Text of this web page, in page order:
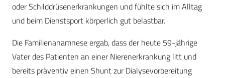
oder Schilddrüsenerkrankungen und fühlte sich im Alltag
und beim Dienstsport körperlich gut belastbar.
Die Familienanamnese ergab, dass der heute 59-jährige
Vater des Patienten an einer Nierenerkrankung litt und
bereits präventiv einen Shunt zur Dialysevorbereitung